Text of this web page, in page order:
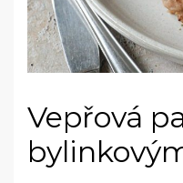
Vepřová